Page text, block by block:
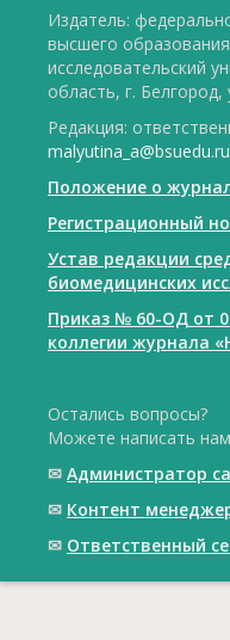
Издатель:
высшего
исследовательский
область, г.
Редакция:
malyutina_a@bsuedu.ru
Положение о
Регистрационный
Устав редакции
биомедицинских
Приказ № 60-ОД от
коллегии журнала
Остались вопросы?
Можете написать
✉ Администратор
✉ Контент
✉ Ответственный